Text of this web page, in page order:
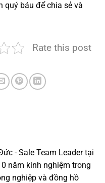
quý báu để chia sẻ và
Rate this post
- Sale Team Leader tại
năm kinh nghiệm trong
nghiệp và đồng hồ